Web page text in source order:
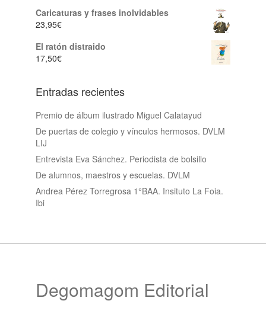
Caricaturas y frases inolvidables
23,95€
El ratón distraido
17,50€
Entradas recientes
Premio de álbum ilustrado Miguel Calatayud
De puertas de colegio y vínculos hermosos. DVLM
LIJ
Entrevista Eva Sánchez. Periodista de bolsillo
De alumnos, maestros y escuelas. DVLM
Andrea Pérez Torregrosa 1°BAA. Insituto La Foia.
Ibi
Degomagom Editorial